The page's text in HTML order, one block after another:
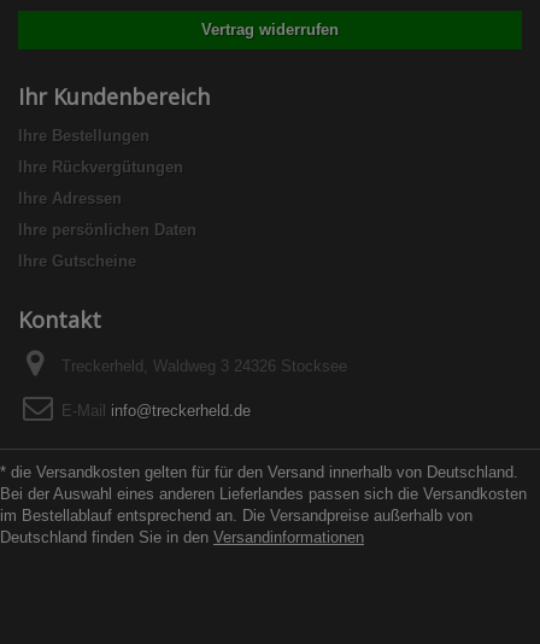
Vertrag widerrufen
Ihr Kundenbereich
Ihre Bestellungen
Ihre Rückvergütungen
Ihre Adressen
Ihre persönlichen Daten
Ihre Gutscheine
Kontakt
Treckerheld, Waldweg 3 24326 Stocksee
E-Mail info@treckerheld.de
* die Versandkosten gelten für für den Versand innerhalb von Deutschland.
Bei der Auswahl eines anderen Lieferlandes passen sich die Versandkosten
im Bestellablauf entsprechend an. Die Versandpreise außerhalb von
Deutschland finden Sie in den Versandinformationen